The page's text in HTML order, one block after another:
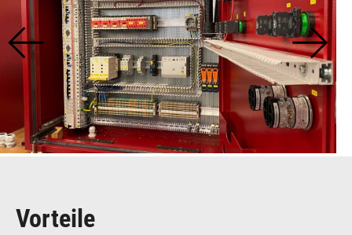
Vorteile